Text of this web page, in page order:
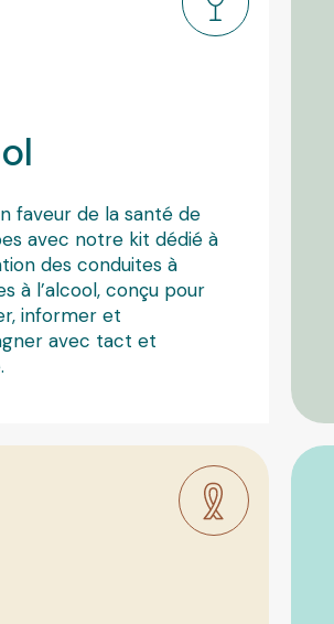
faveur de la santé de
avec notre kit dédié à
des conduites à
à l’alcool, conçu pour
informer et
avec tact et